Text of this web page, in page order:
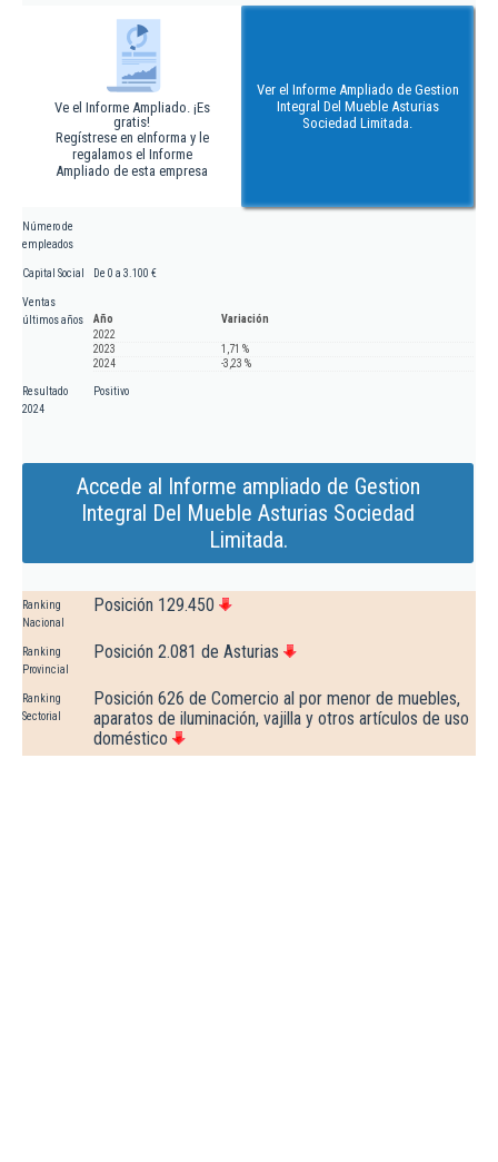
Ve el Informe Ampliado. ¡Es
gratis!
Regístrese en eInforma y le
regalamos el Informe
Ampliado de esta empresa
Ver el Informe Ampliado de Gestion
Integral Del Mueble Asturias
Sociedad Limitada.
Número de
empleados
Capital Social De 0 a 3.100 €
Ventas
últimos años
Año
Variación
2022
2023
1,71 %
2024
-3,23 %
Resultado
2024
Positivo
Accede al Informe ampliado de Gestion
Integral Del Mueble Asturias Sociedad
Limitada.
Ranking
Nacional
Posición 129.450
Ranking
Provincial
Posición 2.081 de Asturias
Ranking
Sectorial
Posición 626 de Comercio al por menor de muebles,
aparatos de iluminación, vajilla y otros artículos de uso
doméstico